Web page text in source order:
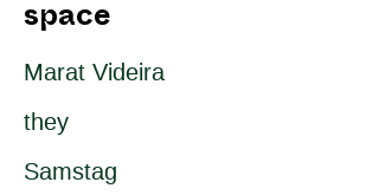
space
Marat Videira
they
Samstag